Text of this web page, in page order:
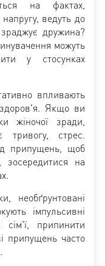
на фактах,
ведуть до
дружина?
можуть
у стосунках
впливають
здоров'я. Якщо ви
жіночої зради,
тривогу, стрес.
припущень, щоб
зосередитися на
необґрунтовані
імпульсивні
припинити
припущень часто